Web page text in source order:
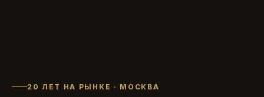
20 ЛЕТ НА РЫНКЕ · МОСКВА